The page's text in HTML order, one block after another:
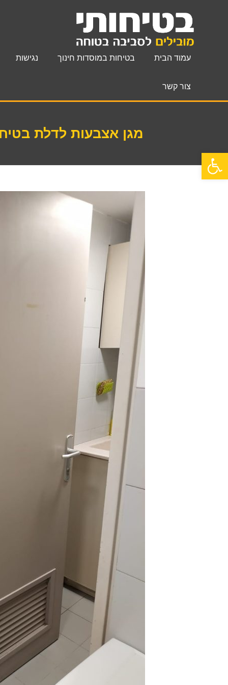
עמוד הבית בטיחות במוסדות חינוך נגישות
צור קשר
מגן אצבעות לדלת
פתח סרגל נגישות